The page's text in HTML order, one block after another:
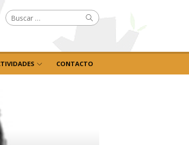
Buscar
por: Buscar
CONTACTO